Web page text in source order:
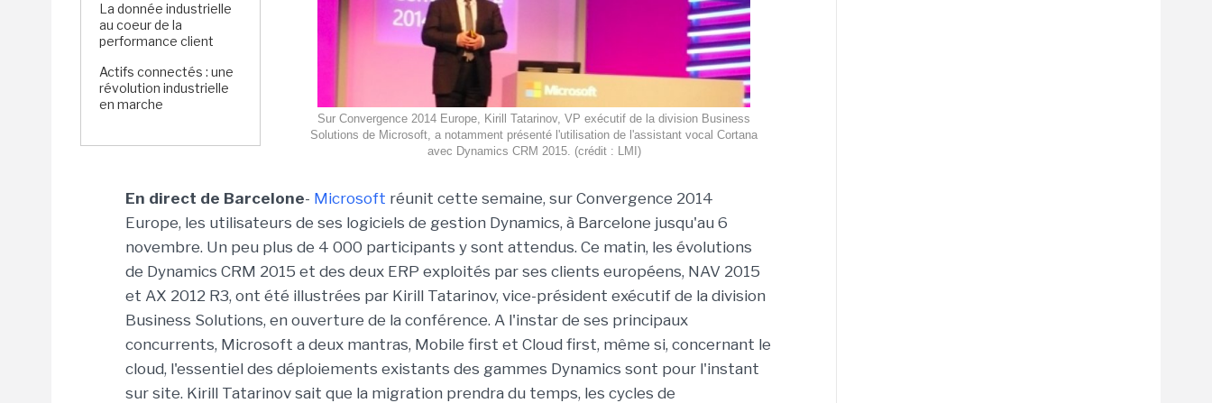
La donnée industrielle
au coeur de la
performance client
Actifs connectés : une
révolution industrielle
en marche
Sur Convergence 2014 Europe, Kirill Tatarinov, VP exécutif de la division Business
Solutions de Microsoft, a notamment présenté l'utilisation de l'assistant vocal Cortana
avec Dynamics CRM 2015. (crédit : LMI)
En direct de Barcelone- Microsoft réunit cette semaine, sur Convergence 2014
Europe, les utilisateurs de ses logiciels de gestion Dynamics, à Barcelone jusqu'au 6
novembre. Un peu plus de 4 000 participants y sont attendus. Ce matin, les évolutions
de Dynamics CRM 2015 et des deux ERP exploités par ses clients européens, NAV 2015
et AX 2012 R3, ont été illustrées par Kirill Tatarinov, vice-président exécutif de la division
Business Solutions, en ouverture de la conférence. A l'instar de ses principaux
concurrents, Microsoft a deux mantras, Mobile first et Cloud first, même si, concernant le
cloud, l'essentiel des déploiements existants des gammes Dynamics sont pour l'instant
sur site. Kirill Tatarinov sait que la migration prendra du temps, les cycles de